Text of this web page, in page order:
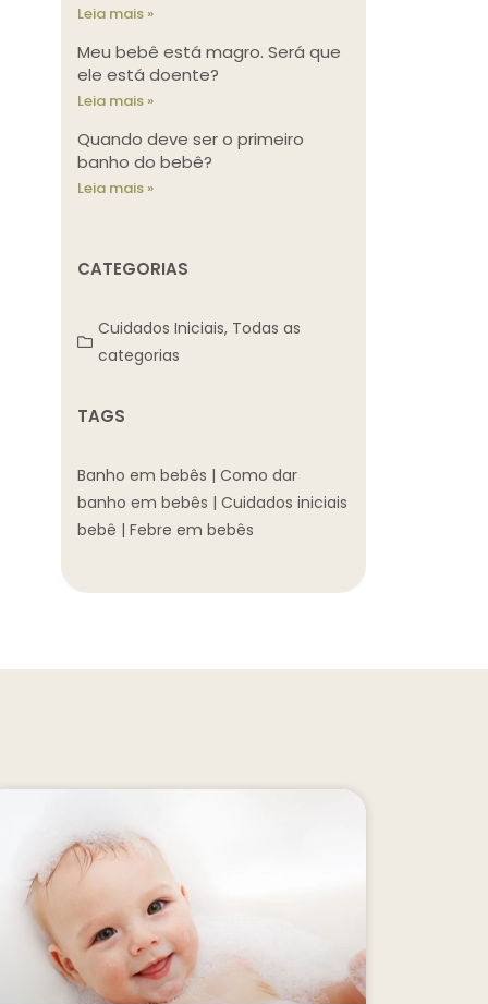
Leia mais »
Meu bebê está magro. Será que
ele está doente?
Leia mais »
Quando deve ser o primeiro
banho do bebê?
Leia mais »
CATEGORIAS
Cuidados Iniciais, Todas as
categorias
TAGS
Banho em bebês | Como dar
banho em bebês | Cuidados iniciais
bebê | Febre em bebês